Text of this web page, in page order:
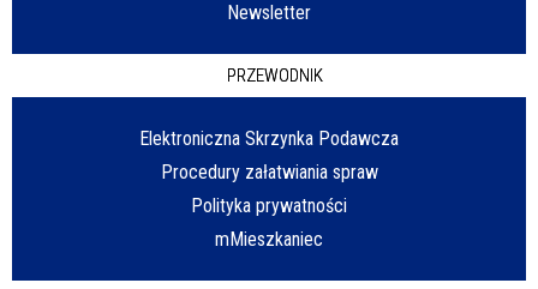
Newsletter
PRZEWODNIK
Elektroniczna Skrzynka Podawcza
Procedury załatwiania spraw
Polityka prywatności
mMieszkaniec